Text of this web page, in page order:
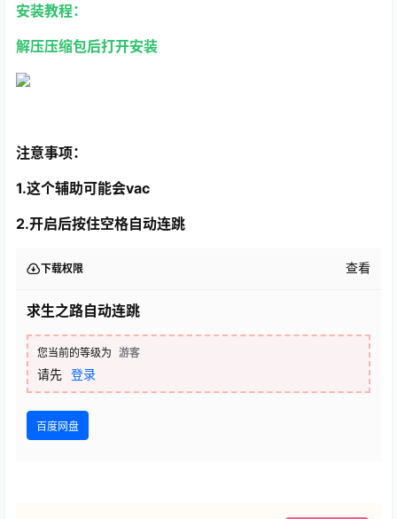
安装教程：
解压压缩包后打开安装
注意事项：
1.这个辅助可能会vac
2.开启后按住空格自动连跳
下载权限 查看
求生之路自动连跳
您当前的等级为 游客
请先 登录
百度网盘